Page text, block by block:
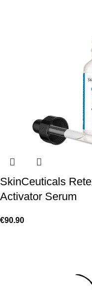
SkinCeuticals
Activator Serum
€90.90